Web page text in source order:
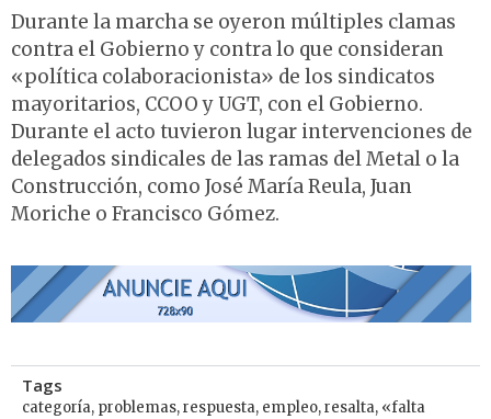
Durante la marcha se oyeron múltiples clamas
contra el Gobierno y contra lo que consideran
«política colaboracionista» de los sindicatos
mayoritarios, CCOO y UGT, con el Gobierno.
Durante el acto tuvieron lugar intervenciones de
delegados sindicales de las ramas del Metal o la
Construcción, como José María Reula, Juan
Moriche o Francisco Gómez.
Tags
categoría, problemas,respuesta, empleo,resalta, «falta